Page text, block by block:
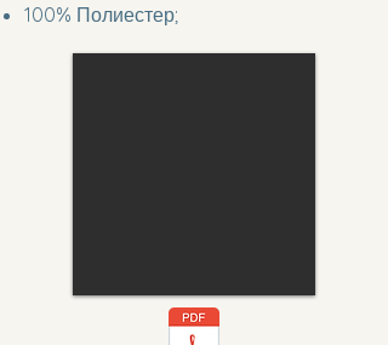
100% Полиестер;